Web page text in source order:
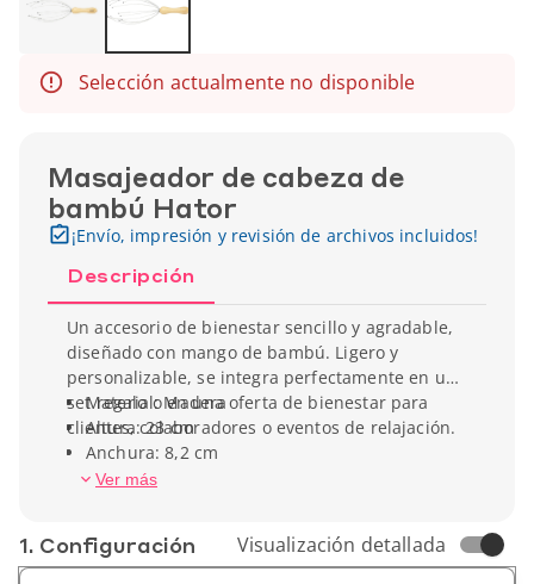
Selección actualmente no disponible
Masajeador de cabeza de
bambú Hator
¡Envío, impresión y revisión de archivos incluidos!
Descripción
Un accesorio de bienestar sencillo y agradable,
diseñado con mango de bambú. Ligero y
personalizable, se integra perfectamente en un
set regalo o en una oferta de bienestar para
clientes, colaboradores o eventos de relajación.
Material: Madera
Altura: 23 cm
Anchura: 8,2 cm
Peso unitario: 26
Ver más
1. Conf­iguración Visualización detallada